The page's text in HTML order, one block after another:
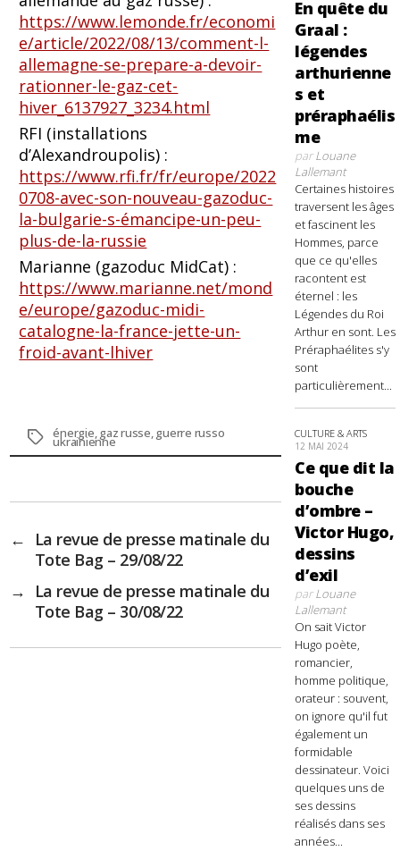
https://www.lemonde.fr/economi
e/article/2022/08/13/comment-l-
allemagne-se-prepare-a-devoir-
rationner-le-gaz-cet-
hiver_6137927_3234.html
RFI (installations
d’Alexandroupolis) :
https://www.rfi.fr/fr/europe/2022
0708-avec-son-nouveau-gazoduc-
la-bulgarie-s-émancipe-un-peu-
plus-de-la-russie
Marianne (gazoduc MidCat) :
https://www.marianne.net/mond
e/europe/gazoduc-midi-
catalogne-la-france-jette-un-
froid-avant-lhiver
Étiquettes
énergie,gaz russe,guerre russo
ukrainienne
←
La revue de presse matinale du
Tote Bag – 29/08/22
→
La revue de presse matinale du
Tote Bag – 30/08/22
En quête du
Graal :
légendes
arthurienne
s et
préraphaélis
me
parLouane
Lallemant
Certaines histoires
traversent les âges
et fascinent les
Hommes, parce
que ce qu'elles
racontent est
éternel : les
Légendes du Roi
Arthur en sont. Les
Préraphaélites s'y
sont
particulièrement...
CULTURE & ARTS
12 MAI 2024
Ce que dit la
bouche
d’ombre –
Victor Hugo,
dessins
d’exil
parLouane
Lallemant
On sait Victor
Hugo poète,
romancier,
homme politique,
orateur : souvent,
on ignore qu'il fut
également un
formidable
dessinateur. Voici
quelques uns de
ses dessins
réalisés dans ses
années...